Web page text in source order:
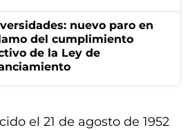
nuevo paro en
del cumplimiento
de la Ley de
el 21 de agosto de 1952